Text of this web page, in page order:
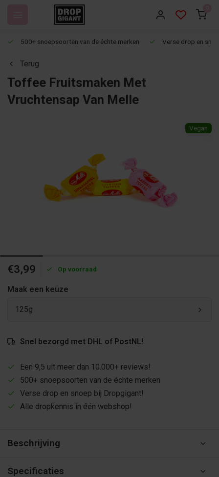
500+ snoepsoorten van de échte merken Verse drop en
Terug
Toffee Fruitsmaken Met
Vruchtensap Van Melle
Vegan
€3,99 Op voorraad
Maak een keuze
125g
Snel bezorgd met DHL of PostNL!
Een 9,5 uit meer dan 10.000+ reviews!
500+ snoepsoorten van de échte merken
Verse drop en snoep bij Dropgigant!
Alle dropkennis in één webshop!
Beschrijving
Specificaties